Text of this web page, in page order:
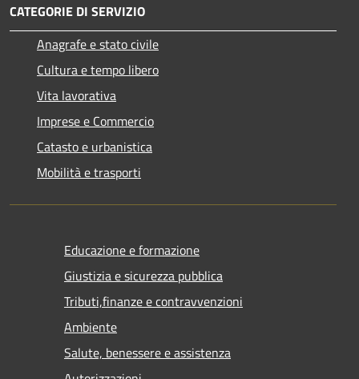
CATEGORIE DI SERVIZIO
Anagrafe e stato civile
Cultura e tempo libero
Vita lavorativa
Imprese e Commercio
Catasto e urbanistica
Mobilità e trasporti
Educazione e formazione
Giustizia e sicurezza pubblica
Tributi,finanze e contravvenzioni
Ambiente
Salute, benessere e assistenza